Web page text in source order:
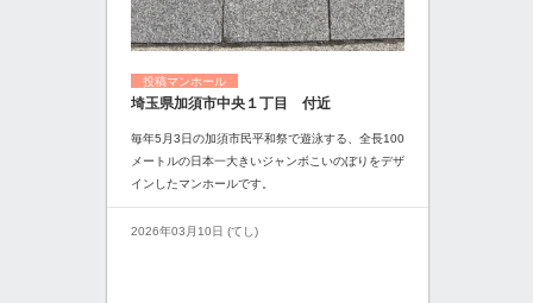
投稿マンホール
埼玉県加須市中央１丁目 付近
毎年5月3日の加須市民平和祭で遊泳する、全長100
メートルの日本一大きいジャンボこいのぼりをデザ
インしたマンホールです。
2026年03月10日 (てし)